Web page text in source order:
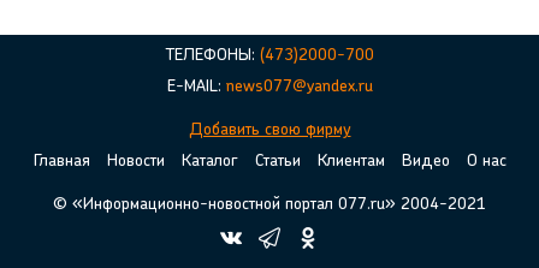
ТЕЛЕФОНЫ: (473)2000-700
E-MAIL: news077@yandex.ru
Добавить свою фирму
Главная
Новости Каталог Статьи Клиентам Видео О нас
© «Информационно-новостной портал 077.ru» 2004-2021